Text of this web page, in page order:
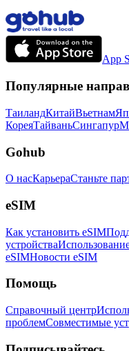
App
Популярные
ТаиландКитайВьетнам
КореяТайваньСингапур
Gohub
О насКарьераСтаньте
eSIM
Как установить eSIM
устройства
eSIMНовости eSIM
Помощь
Справочный центр
проблемСовместимые